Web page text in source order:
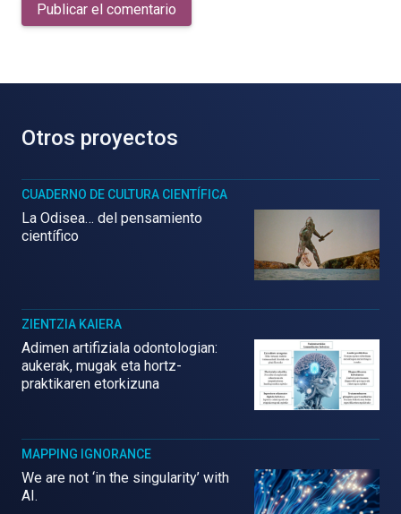
Publicar el comentario
Otros proyectos
CUADERNO DE CULTURA CIENTÍFICA
La Odisea… del pensamiento
científico
ZIENTZIA KAIERA
Adimen artifiziala odontologian:
aukerak, mugak eta hortz-
praktikaren etorkizuna
MAPPING IGNORANCE
We are not ‘in the singularity’ with
AI.